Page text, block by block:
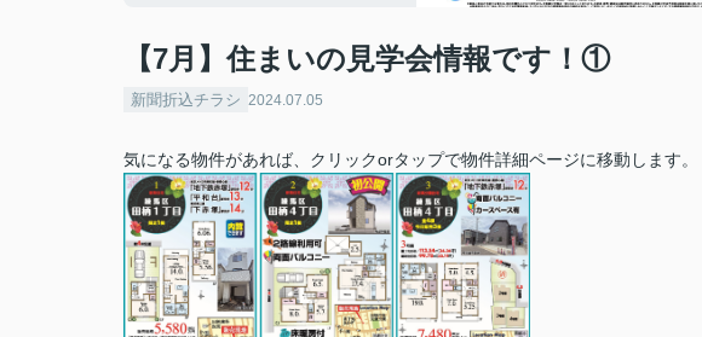
【7月】住まいの見学会情報です！①
新聞折込チラシ 2024.07.05
気になる物件があれば、クリックorタップで物件詳細ページに移動します。